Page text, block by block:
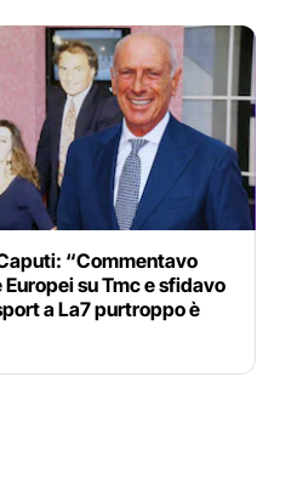
“Commentavo
su Tmc e sfidavo
a La7 purtroppo è